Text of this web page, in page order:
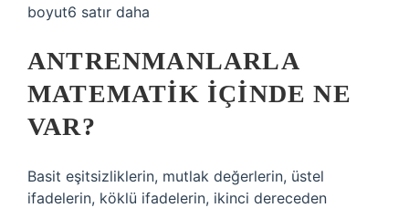
boyut6 satır daha
ANTRENMANLARLA
MATEMATIK IÇINDE NE
VAR?
Basit eşitsizliklerin, mutlak değerlerin, üstel
ifadelerin, köklü ifadelerin, ikinci dereceden